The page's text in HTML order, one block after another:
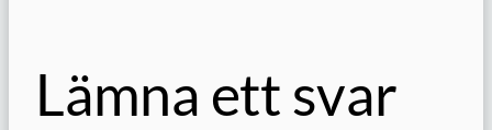
Lämna ett svar